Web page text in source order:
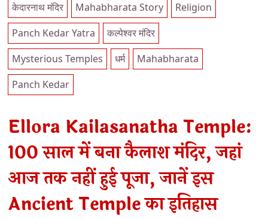
केदारनाथ मंदिर
Mahabharata Story
Religion
Panch Kedar Yatra
कल्पेश्वर मंदिर
Mysterious Temples
धर्म
Mahabharata
Panch Kedar
Ellora Kailasanatha Temple:
100 साल में बना कैलाश मंदिर, जहां
आज तक नहीं हुई पूजा, जानें इस
Ancient Temple का इतिहास